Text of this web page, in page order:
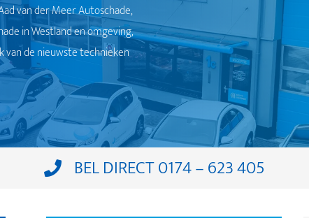
van der Meer Autoschade,
in Westland en omgeving,
van de nieuwste technieken
BEL DIRECT 0174 – 623 405